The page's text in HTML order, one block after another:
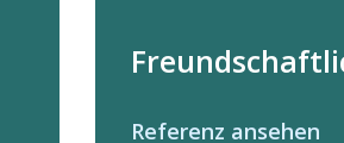
Referenz ansehen